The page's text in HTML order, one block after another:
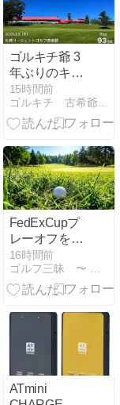
ゴルキチ爺 3
年ぶりのキャ
ディーと会話
云々・・・・
15時間前
ゴルキチ 古希爺のゴルフ三昧 全国ツアーの夢夢夢
FedExCupプ
レーオフを分
かりやすく解
説｜ランキン
グ・進出条
16時間前
ゴルフ三昧 〜 GEAR LIFE 〜
ATmini